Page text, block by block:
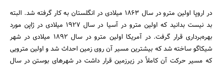
در اروپا اولین مترو در سال ۱۸۶۳ میلادی در انگلستان به کار گرفته شد. البته
بد نیست بدانید که اولین مترو در آسیا در سال ۱۹۲۷ میلادی در ژاپن مورد
بهره‌برداری قرار گرفت. در آمریکا اولین مترو در سال ۱۸۹۲ میلادی در شهر
شیکاگو ساخته شد که بیشترین مسیر آن روی زمین احداث شد و اولین مترویی
که مسیر حرکت آن کاملاً در زیرزمین قرار داشت در شهرهای بوستن در سال